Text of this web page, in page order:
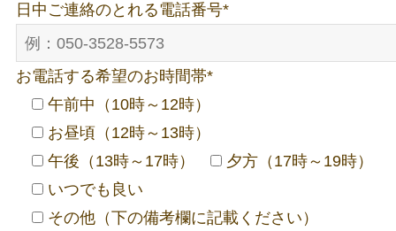
日中ご連絡のとれる電話番号*
お電話する希望のお時間帯*
午前中（10時～12時）
お昼頃（12時～13時）
午後（13時～17時）
夕方（17時～19時）
いつでも良い
その他（下の備考欄に記載ください）